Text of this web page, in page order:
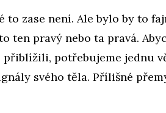
to zase není. Ale bylo by to
ten pravý nebo ta pravá.
potřebujeme jednu
svého těla. Přílišné